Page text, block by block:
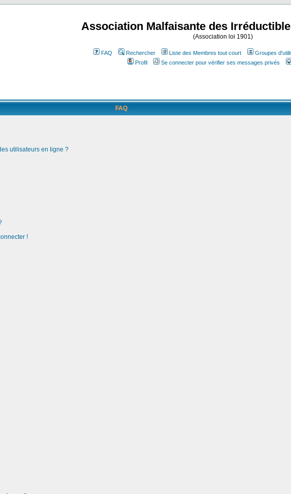
Association Malfaisante des
(Association loi 1901)
FAQ Rechercher Liste des Membres tout court Groupes
Profil
Se connecter pour vérifier ses messages privés
FAQ
utilisateurs en ligne ?
!